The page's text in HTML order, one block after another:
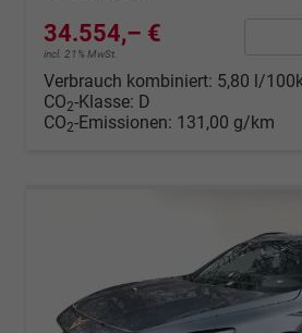
34.554,– €
incl. 21% MwSt.
Verbrauch kombiniert: 5,80 l/
CO2-Klasse: D
CO2-Emissionen: 131,00 g/km